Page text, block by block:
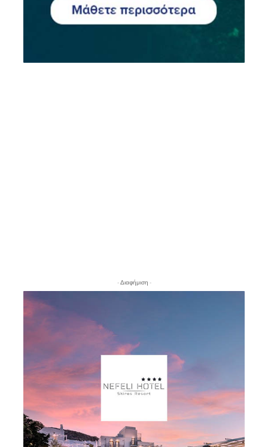
- Διαφήμιση -